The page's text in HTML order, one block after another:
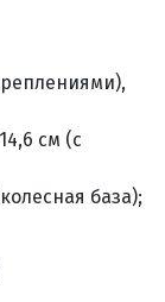
см (с
база);